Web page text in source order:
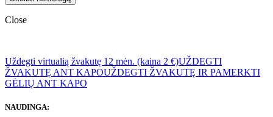
Close
Uždegti virtualią žvakutę 12 mėn. (kaina 2 €)UŽDEGTI
ŽVAKUTĘ ANT KAPOUŽDEGTI ŽVAKUTĘ IR PAMERKTI
GĖLIŲ ANT KAPO
NAUDINGA: